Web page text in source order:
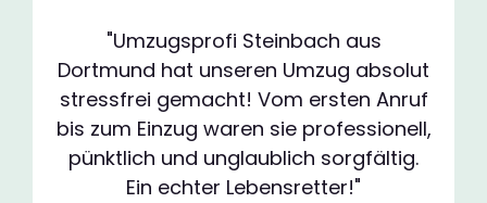
"Umzugsprofi Steinbach aus
Dortmund hat unseren Umzug absolut
stressfrei gemacht! Vom ersten Anruf
bis zum Einzug waren sie professionell,
pünktlich und unglaublich sorgfältig.
Ein echter Lebensretter!"